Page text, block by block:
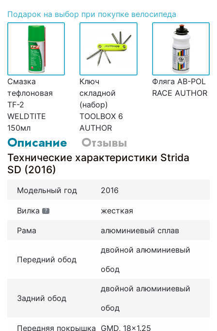
Подарок на выбор при покупке велосипеда
Смазка
тефлоновая
TF-2
WELDTITE
150мл
Ключ
складной
(набор)
TOOLBOX 6
AUTHOR
Фляга AB-POL
RACE AUTHOR
Описание Отзывы
Технические характеристики Strida
SD (2016)
Модельный год 2016
Вилка ? жесткая
Рама алюминиевый сплав
Передний обод
двойной алюминиевый
обод
Задний обод
двойной алюминиевый
обод
Передняя покрышка GMD, 18x1.25